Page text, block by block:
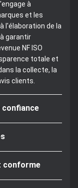
à
et les
l'élaboration de la
garantir
NF ISO
totale et
la collecte, la
clients.
confiance
conforme